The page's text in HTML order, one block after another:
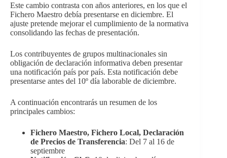
Este cambio contrasta con años anteriores, en los que el
Fichero Maestro debía presentarse en diciembre. El
ajuste pretende mejorar el cumplimiento de la normativa
consolidando las fechas de presentación.
Los contribuyentes de grupos multinacionales sin
obligación de declaración informativa deben presentar
una notificación país por país. Esta notificación debe
presentarse antes del 10º día laborable de diciembre.
A continuación encontrarás un resumen de los
principales cambios:
Fichero Maestro, Fichero Local, Declaración
de Precios de Transferencia: Del 7 al 16 de
septiembre